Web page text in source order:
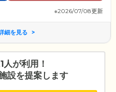
※2026/07/08更新
細を見る
人が利用！
設を提案します